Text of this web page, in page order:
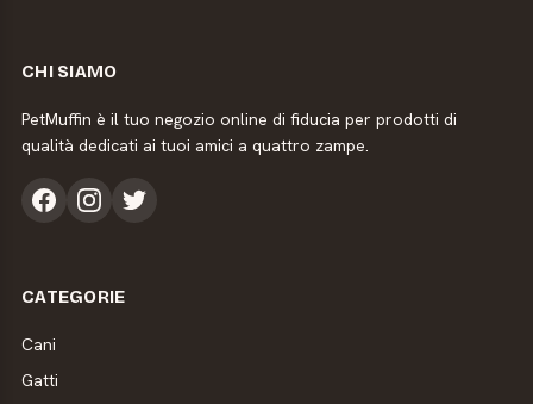
CHI SIAMO
PetMuffin è il tuo negozio online di fiducia per prodotti di
qualità dedicati ai tuoi amici a quattro zampe.
CATEGORIE
Cani
Gatti